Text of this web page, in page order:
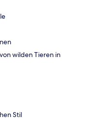
wilden Tieren in
Stil